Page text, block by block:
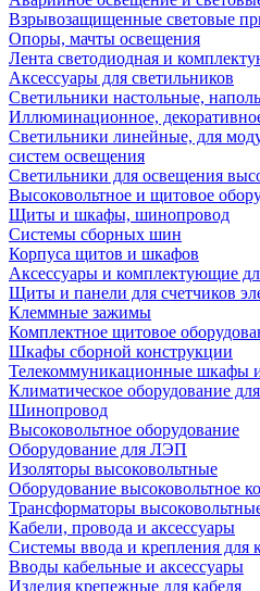
Взрывозащищенные световые
Опоры, мачты освещения
Лента светодиодная и
Аксессуары для светильников
Светильники настольные,
Иллюминационное,
Светильники линейные, для
систем освещения
Светильники для освещения
Высоковольтное и щитовое
Щиты и шкафы, шинопровод
Системы сборных шин
Корпуса щитов и шкафов
Аксессуары и комплектующие
Щиты и панели для счетчиков
Клеммные зажимы
Комплектное щитовое
Шкафы сборной конструкции
Телекоммуникационные шкафы
Климатическое оборудование
Шинопровод
Высоковольтное оборудование
Оборудование для ЛЭП
Изоляторы высоковольтные
Оборудование высоковольтное
Трансформаторы
Кабели, провода и аксессуары
Системы ввода и крепления для
Вводы кабельные и аксессуары
Изделия крепежные для кабеля